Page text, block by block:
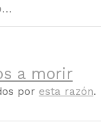
a morir
por esta razón.